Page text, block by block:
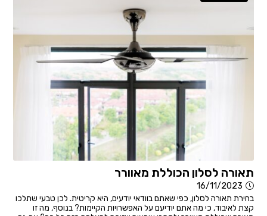
תאורה לסלון הכוללת מאוורר
16/11/2023
בחירת תאורה לסלון, כפי שאתם בוודאי יודעים, היא קריטית. לכן טבעי שתלכו
קצת לאיבוד, כי מה אתם יודיעם על האפשרויות הקיימות? בנוסף, מה זו